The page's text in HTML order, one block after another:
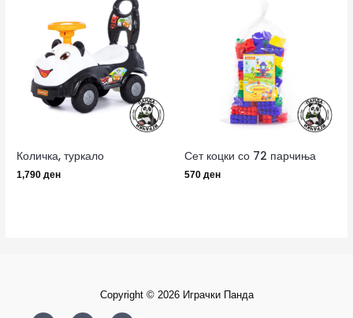
Количка, туркало
1,790ден
Сет коцки со 72 парчиња
570 ден
Copyright © 2026 Играчки Панда